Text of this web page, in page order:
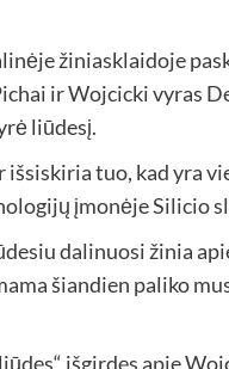
žiniasklaidoje
ir Wojcicki vyras
liūdesį.
tuo, kad yra
įmonėje Silicio
dalinuosi žinia
šiandien paliko
išgirdęs apie